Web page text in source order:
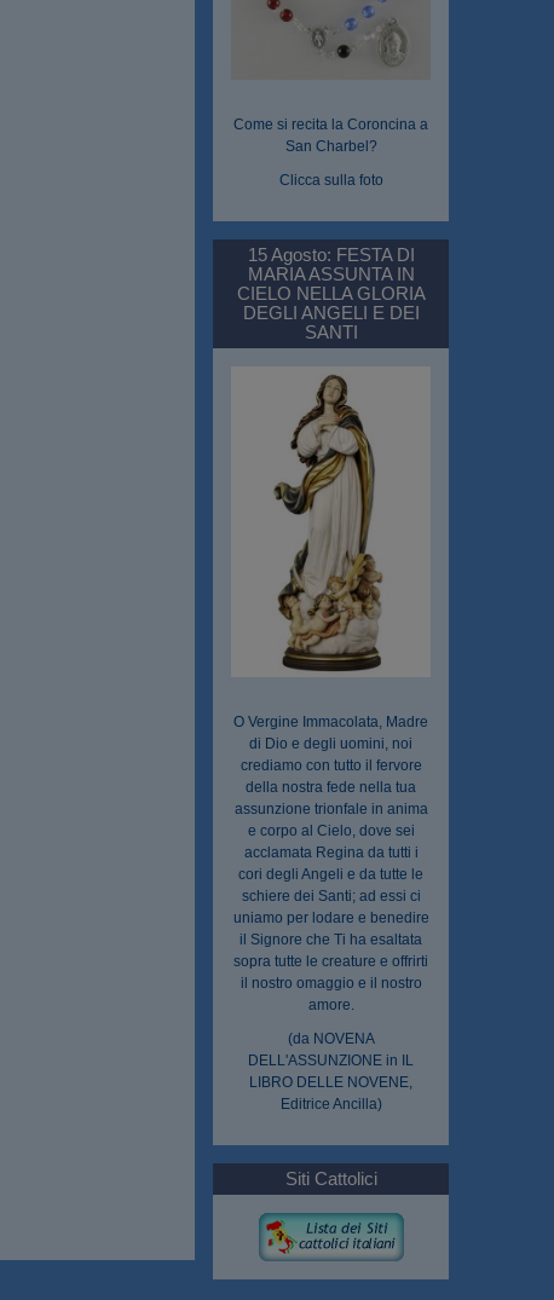
Come si recita la Coroncina a
San Charbel?
Clicca sulla foto
15 Agosto: FESTA DI
MARIA ASSUNTA IN
CIELO NELLA GLORIA
DEGLI ANGELI E DEI
SANTI
O Vergine Immacolata, Madre
di Dio e degli uomini, noi
crediamo con tutto il fervore
della nostra fede nella tua
assunzione trionfale in anima
e corpo al Cielo, dove sei
acclamata Regina da tutti i
cori degli Angeli e da tutte le
schiere dei Santi; ad essi ci
uniamo per lodare e benedire
il Signore che Ti ha esaltata
sopra tutte le creature e offrirti
il nostro omaggio e il nostro
amore.
(da NOVENA
DELL'ASSUNZIONE in IL
LIBRO DELLE NOVENE,
Editrice Ancilla)
Siti Cattolici